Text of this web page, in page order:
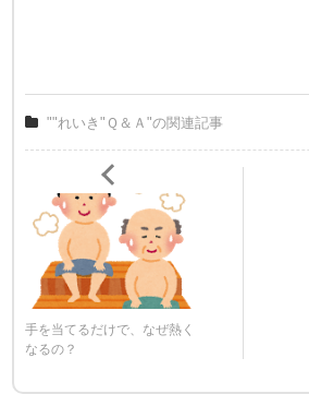
""れいき"Ｑ＆Ａ"の関連記事
手を当てるだけで、なぜ熱く
なるの？